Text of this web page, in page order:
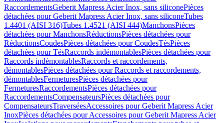
RaccordementsGeberit Mapress Acier Inox, sans siliconePièces
détachées pour Geberit Mapress Acier Inox, sans siliconeTubes
1.4401 (AISI 316)Tubes 1.4521 (AISI 444)ManchonsPièces
détachées pour ManchonsRéductionsPièces détachées pour
RéductionsCoudesPièces détachées pour CoudesTésPièces
détachées pour TésRaccords indémontablesPièces détachées pour
Raccords indémontablesRaccords et raccordements,
démontablesPièces détachées pour Raccords et raccordements,
démontablesFermeturesPièces détachées pour
FermeturesRaccordementsPièces détachées pour
RaccordementsCompensateursPièces détachées pour
CompensateursTraverséesAccessoires pour Geberit Mapress Acier
InoxPièces détachées pour Accessoires pour Geberit Mapress Acier